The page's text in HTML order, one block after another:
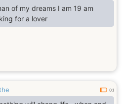
of my dreams I am 19 am
for a lover
0.1